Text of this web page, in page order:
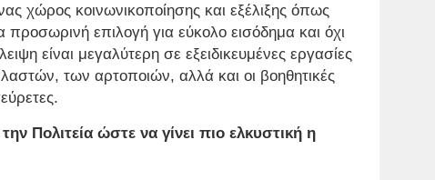
χώρος κοινωνικοποίησης και εξέλιξης όπως
επιλογή για εύκολο εισόδημα και όχι
είναι μεγαλύτερη σε εξειδικευμένες εργασίες
των αρτοποιών, αλλά και οι βοηθητικές
Πολιτεία ώστε να γίνει πιο ελκυστική η